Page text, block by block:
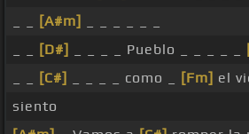
[A#m]
[D#] _ _ _ _ Pueblo _ _ _ _ _
[C#] _ _ _ _ como _ [Fm] el
siento